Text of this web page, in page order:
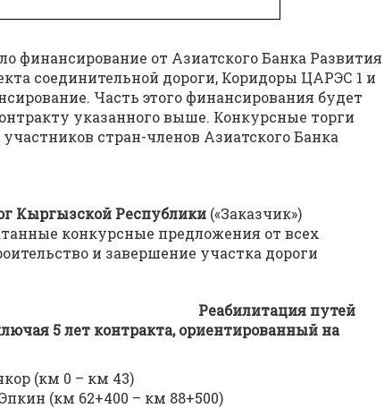
финансирование от Азиатского Банка Развития
соединительной дороги, Коридоры ЦАРЭС 1 и
Часть этого финансирования будет
указанного выше. Конкурсные торги
стран-членов Азиатского Банка
Кыргызской Республики («Заказчик»)
конкурсные предложения от всех
и завершение участка дороги
Реабилитация путей
5 лет контракта, ориентированный на
(км 0 – км 43)
(км 62+400 – км 88+500)